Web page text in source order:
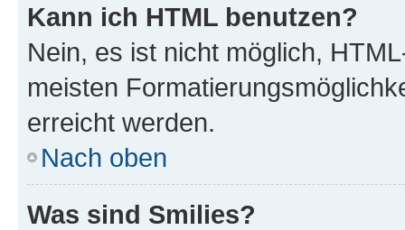
Kann ich HTML benutzen?
Nein, es ist nicht möglich,
meisten
erreicht werden.
Nach oben
Was sind Smilies?